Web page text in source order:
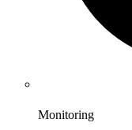
Monitoring